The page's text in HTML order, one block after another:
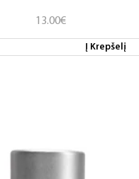
13.00€
Į Krepšelį